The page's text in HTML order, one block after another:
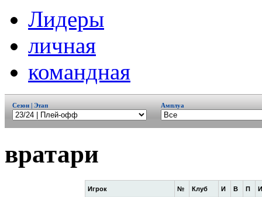
Лидеры
личная
командная
Сезон | Этап Амплуа
вратари
Игрок № Клуб И В П